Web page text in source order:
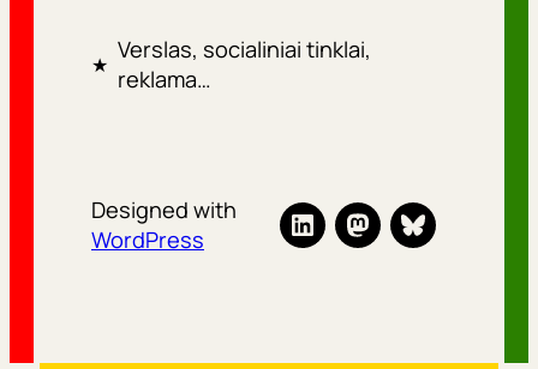
★
Verslas, socialiniai tinklai,
reklama…
Designed with
WordPress